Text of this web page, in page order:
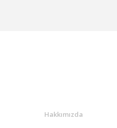
Hakkımızda